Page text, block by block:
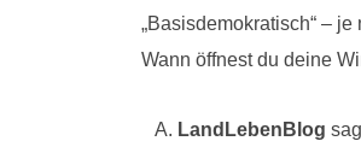
„Basisdemokratisch“ –
Wann öffnest du deine
LandLebenBlog